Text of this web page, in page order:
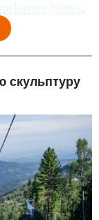
News
скульптуру